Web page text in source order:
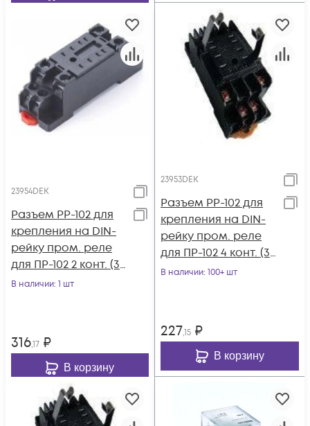
23954DEK
Разъем РР-102 для
крепления на DIN-
рейку пром. реле
для ПР-102 2 конт. (3-
5)А IP20 DEKraft
В наличии: 1 шт
316,17 ₽
В корзину
23953DEK
Разъем РР-102 для
крепления на DIN-
рейку пром. реле
для ПР-102 4 конт. (3-
5)А DEKraft 23953DEK
В наличии: 100+ шт
227,15 ₽
В корзину